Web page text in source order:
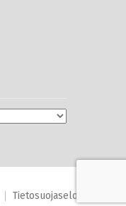
Tietosuojaseloste